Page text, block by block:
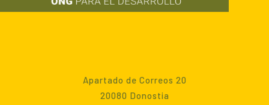
Apartado de Correos 20
20080 Donostia